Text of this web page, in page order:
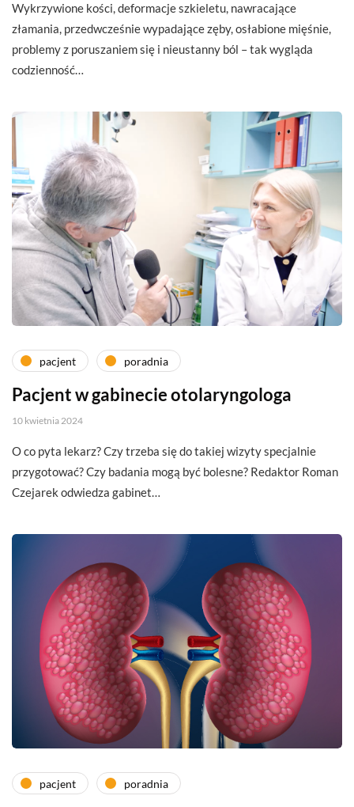
Wykrzywione kości, deformacje szkieletu, nawracające
złamania, przedwcześnie wypadające zęby, osłabione mięśnie,
problemy z poruszaniem się i nieustanny ból – tak wygląda
codzienność…
pacjent poradnia
Pacjent w gabinecie otolaryngologa
10 kwietnia 2024
O co pyta lekarz? Czy trzeba się do takiej wizyty specjalnie
przygotować? Czy badania mogą być bolesne? Redaktor Roman
Czejarek odwiedza gabinet…
pacjent poradnia